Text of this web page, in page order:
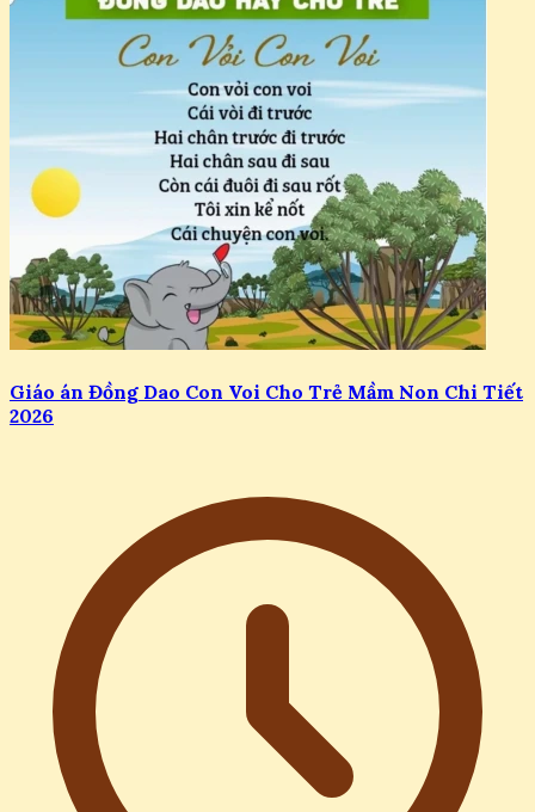
Giáo án Đồng Dao Con Voi Cho Trẻ Mầm Non Chi Tiết
2026